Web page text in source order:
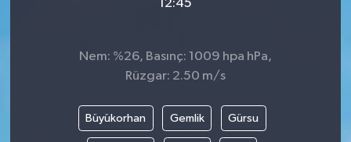
12:45
Nem: %26, Basınç: 1009 hpa hPa,
Rüzgar: 2.50 m/s
Büyükorhan Gemlik Gürsu